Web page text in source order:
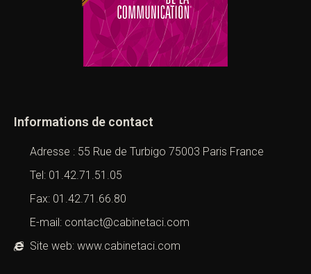
Informations de contact
Adresse : 55 Rue de Turbigo 75003 Paris France
Tel: 01.42.71.51.05
Fax: 01.42.71.66.80
E-mail: contact@cabinetaci.com
Site web: www.cabinetaci.com